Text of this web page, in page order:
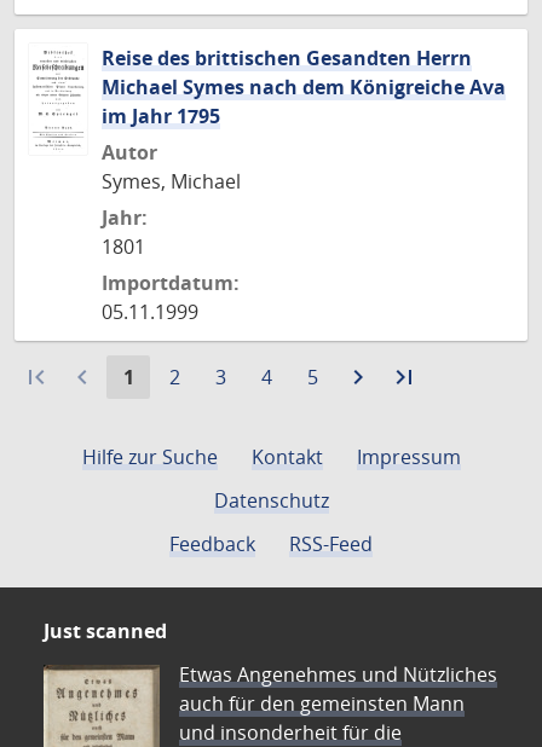
Reise des brittischen Gesandten Herrn
Michael Symes nach dem Königreiche Ava
im Jahr 1795
Autor
Symes, Michael
Jahr:
1801
Importdatum:
05.11.1999
first_page navigate_before
Aktuelle
1
Gehe
2
Gehe
3
Gehe
4
Gehe
5 navigate_next
Zurlast_page
Hilfe zur Suche
Kontakt
Impressum
Datenschutz
Feedback
RSS-Feed
Just scanned
Etwas Angenehmes und Nützliches
auch für den gemeinsten Mann
und insonderheit für die